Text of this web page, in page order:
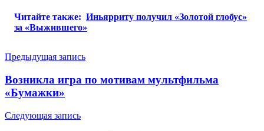
Читайте также: Иньярриту получил «Золотой глобус»
за «Выжившего»
Навигация
по
записям
Предыдущая запись
Возникла игра по мотивам мультфильма
«Бумажки»
Следующая запись